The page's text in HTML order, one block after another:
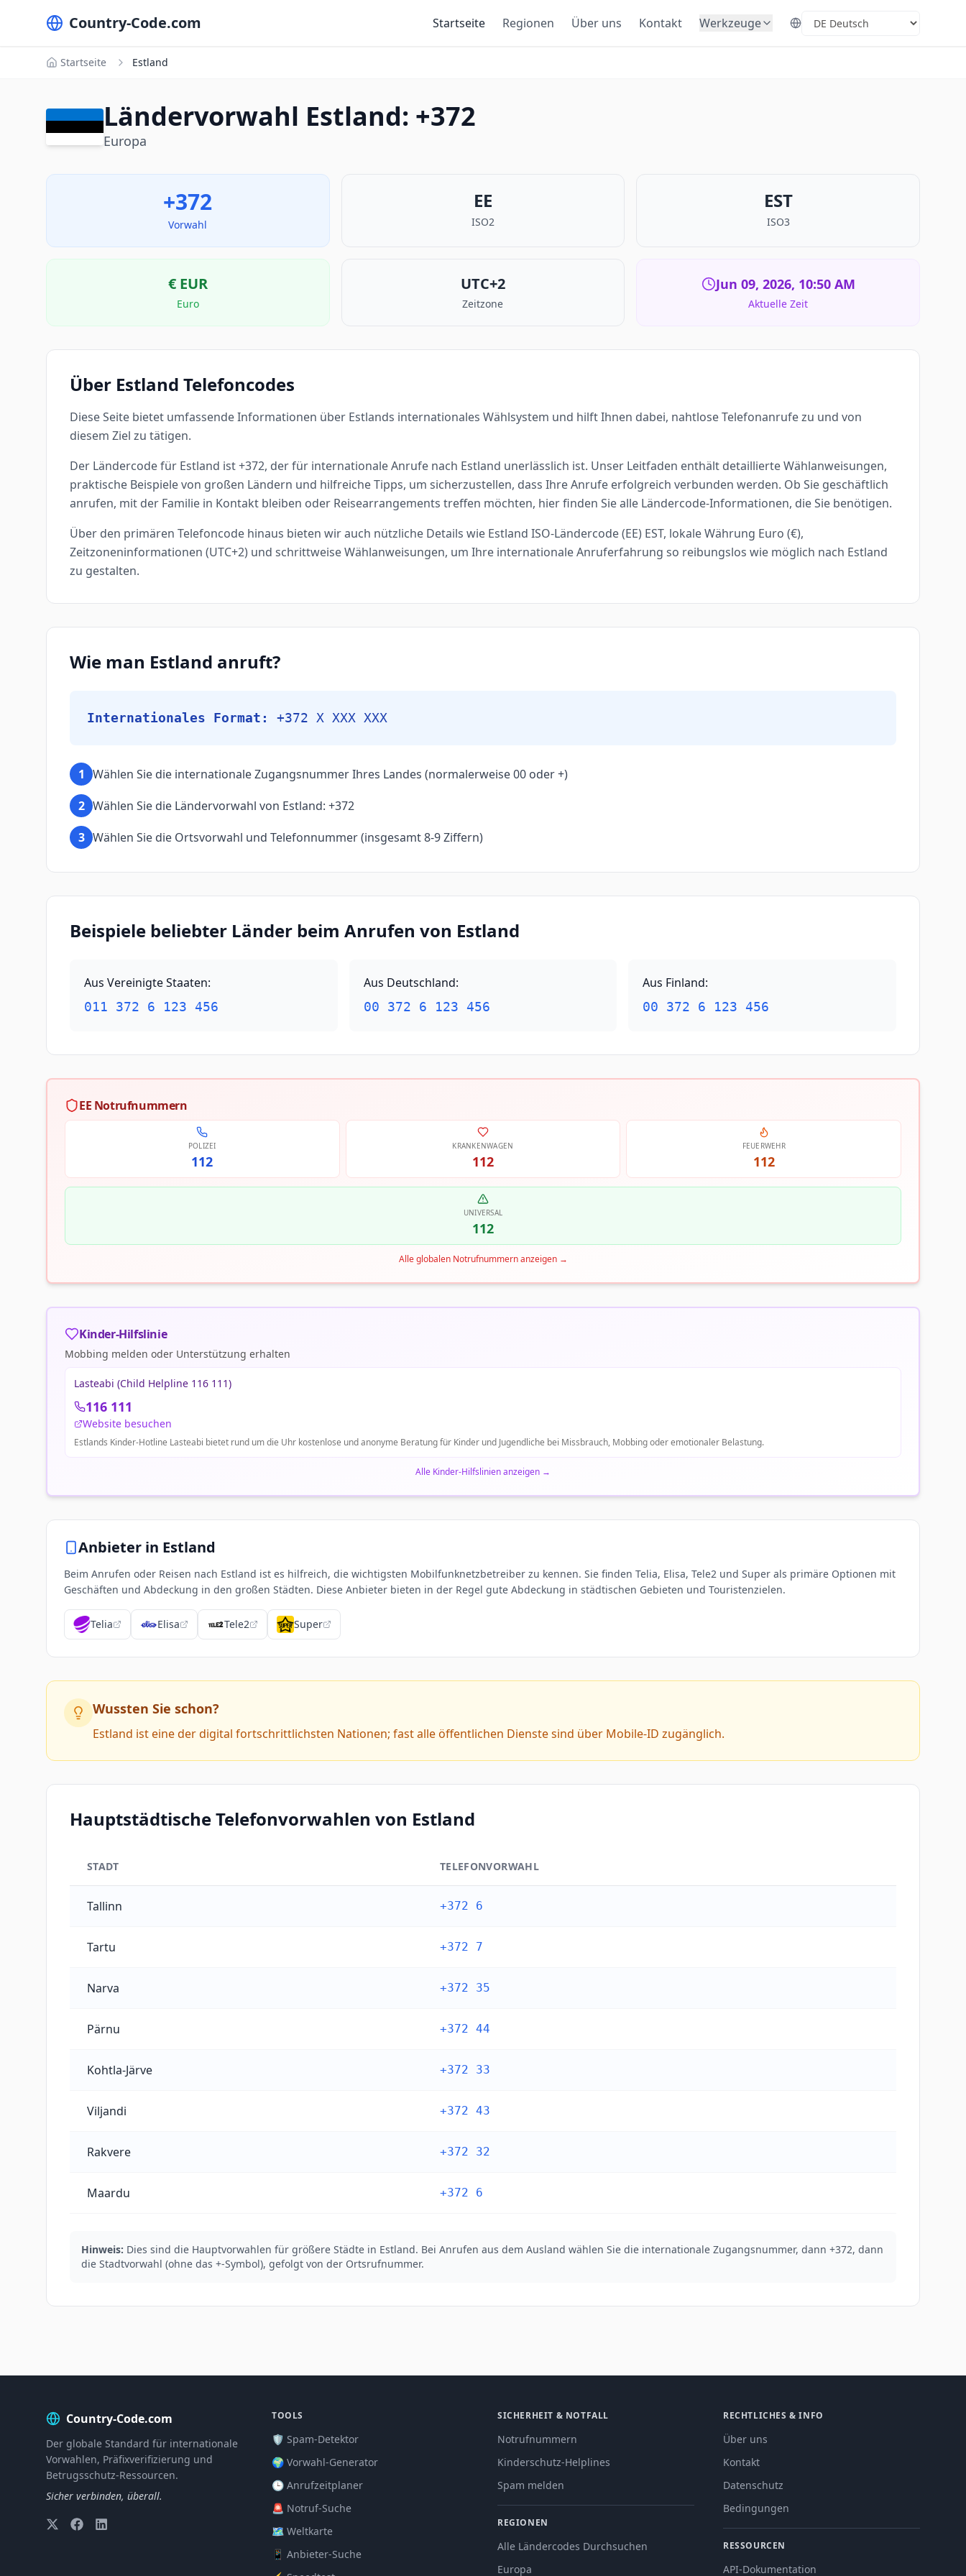
Country-Code.com Startseite Regionen Über uns Kontakt Werkzeuge Select Language
Startseite Estland
Ländervorwahl Estland: +372
Europa
+372
Vorwahl
EE
ISO2
EST
ISO3
€ EUR
Euro
UTC+2
Zeitzone
Jun 09, 2026, 10:50 AM
Aktuelle Zeit
Über Estland Telefoncodes
Diese Seite bietet umfassende Informationen über Estlands internationales Wählsystem und hilft Ihnen dabei, nahtlose Telefonanrufe zu und von
diesem Ziel zu tätigen.
Der Ländercode für Estland ist +372, der für internationale Anrufe nach Estland unerlässlich ist. Unser Leitfaden enthält detaillierte Wählanweisungen,
praktische Beispiele von großen Ländern und hilfreiche Tipps, um sicherzustellen, dass Ihre Anrufe erfolgreich verbunden werden. Ob Sie geschäftlich
anrufen, mit der Familie in Kontakt bleiben oder Reisearrangements treffen möchten, hier finden Sie alle Ländercode-Informationen, die Sie benötigen.
Über den primären Telefoncode hinaus bieten wir auch nützliche Details wie Estland ISO-Ländercode (EE) EST, lokale Währung Euro (€),
Zeitzoneninformationen (UTC+2) und schrittweise Wählanweisungen, um Ihre internationale Anruferfahrung so reibungslos wie möglich nach Estland
zu gestalten.
Wie man Estland anruft?
Internationales Format: +372 X XXX XXX
1 Wählen Sie die internationale Zugangsnummer Ihres Landes (normalerweise 00 oder +)
2 Wählen Sie die Ländervorwahl von Estland: +372
3 Wählen Sie die Ortsvorwahl und Telefonnummer (insgesamt 8-9 Ziffern)
Beispiele beliebter Länder beim Anrufen von Estland
Aus Vereinigte Staaten:
011 372 6 123 456
Aus Deutschland:
00 372 6 123 456
Aus Finland:
00 372 6 123 456
EE Notrufnummern
POLIZEI
112
KRANKENWAGEN
112
FEUERWEHR
112
UNIVERSAL
112
Alle globalen Notrufnummern anzeigen→
Kinder-Hilfslinie
Mobbing melden oder Unterstützung erhalten
Lasteabi (Child Helpline 116 111)
116 111
Website besuchen
Estlands Kinder-Hotline Lasteabi bietet rund um die Uhr kostenlose und anonyme Beratung für Kinder und Jugendliche bei Missbrauch, Mobbing oder emotionaler Belastung.
Alle Kinder-Hilfslinien anzeigen →
Anbieter in Estland
Beim Anrufen oder Reisen nach Estland ist es hilfreich, die wichtigsten Mobilfunknetzbetreiber zu kennen. Sie finden Telia, Elisa, Tele2 und Super als primäre Optionen mit
Geschäften und Abdeckung in den großen Städten. Diese Anbieter bieten in der Regel gute Abdeckung in städtischen Gebieten und Touristenzielen.
Telia Elisa Tele2 Super
Wussten Sie schon?
Estland ist eine der digital fortschrittlichsten Nationen; fast alle öffentlichen Dienste sind über Mobile-ID zugänglich.
Hauptstädtische Telefonvorwahlen von Estland
STADT TELEFONVORWAHL
Tallinn +372 6
Tartu +372 7
Narva +372 35
Pärnu +372 44
Kohtla-Järve +372 33
Viljandi +372 43
Rakvere +372 32
Maardu +372 6
Hinweis: Dies sind die Hauptvorwahlen für größere Städte in Estland. Bei Anrufen aus dem Ausland wählen Sie die internationale Zugangsnummer, dann +372, dann
die Stadtvorwahl (ohne das +-Symbol), gefolgt von der Ortsrufnummer.
Country-Code.com
Der globale Standard für internationale
Vorwahlen, Präfixverifizierung und
Betrugsschutz-Ressourcen.
Sicher verbinden, überall.
TOOLS
🛡️ Spam-Detektor
🌍 Vorwahl-Generator
🕒 Anrufzeitplaner
🚨 Notruf-Suche
🗺️ Weltkarte
📱 Anbieter-Suche
SICHERHEIT & NOTFALL
Notrufnummern
Kinderschutz-Helplines
Spam melden
REGIONEN
Alle Ländercodes Durchsuchen
Europa
RECHTLICHES & INFO
Über uns
Kontakt
Datenschutz
Bedingungen
RESSOURCEN
API-Dokumentation